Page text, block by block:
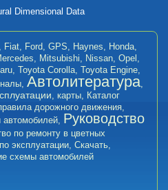
Dimensional Data
, Fiat, Ford, GPS, Haynes, Honda,
, Mitsubishi, Nissan, Opel ,
, Toyota Corolla, Toyota Engine,
, Автолитература,
, карты, Каталог
дорожного движения,
автомобилей, Руководство
по ремонту в цветных
эксплуатации, Скачать,
схемы автомобилей